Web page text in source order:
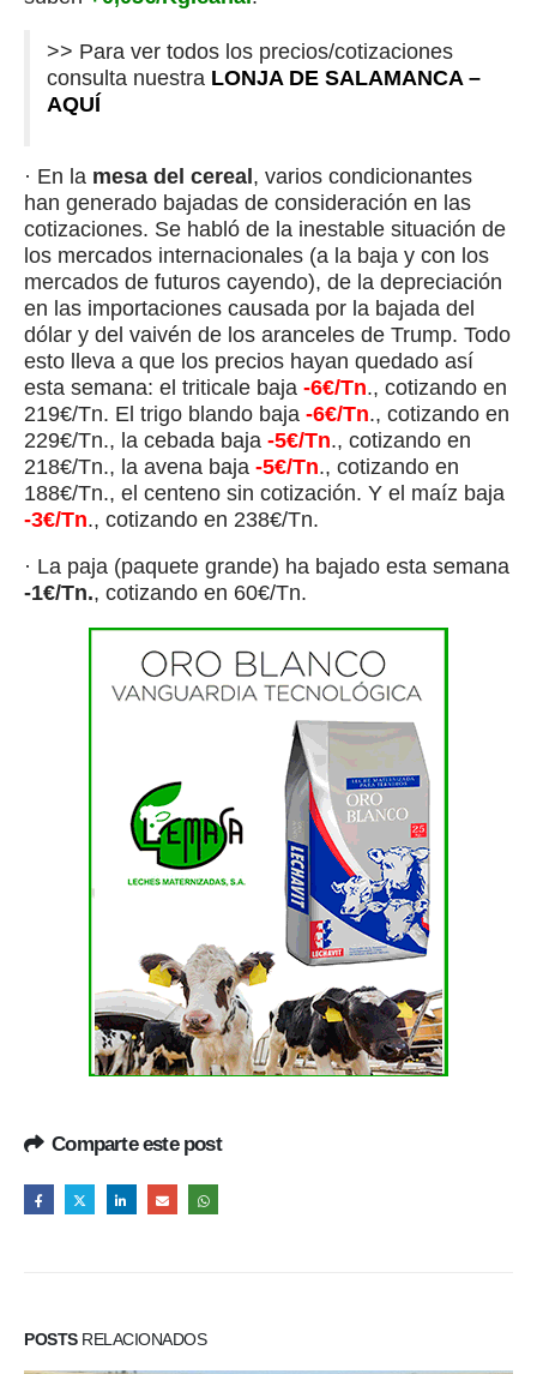
>> Para ver todos los precios/cotizaciones
consulta nuestra LONJA DE SALAMANCA –
AQUÍ
· En la mesa del cereal, varios condicionantes
han generado bajadas de consideración en las
cotizaciones. Se habló de la inestable situación de
los mercados internacionales (a la baja y con los
mercados de futuros cayendo), de la depreciación
en las importaciones causada por la bajada del
dólar y del vaivén de los aranceles de Trump. Todo
esto lleva a que los precios hayan quedado así
esta semana: el triticale baja -6€/Tn., cotizando en
219€/Tn. El trigo blando baja -6€/Tn., cotizando en
229€/Tn., la cebada baja -5€/Tn., cotizando en
218€/Tn., la avena baja -5€/Tn., cotizando en
188€/Tn., el centeno sin cotización. Y el maíz baja
-3€/Tn., cotizando en 238€/Tn.
· La paja (paquete grande) ha bajado esta semana
-1€/Tn., cotizando en 60€/Tn.
Comparte este post
POSTSRELACIONADOS